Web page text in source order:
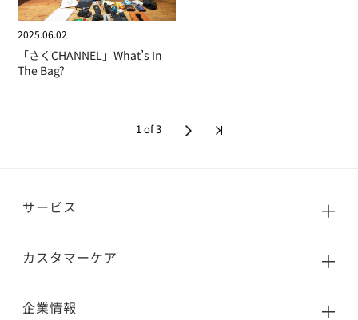
2025.06.02
「さくCHANNEL」What’s In
The Bag?
1 of 3
サービス
カスタマーケア
企業情報